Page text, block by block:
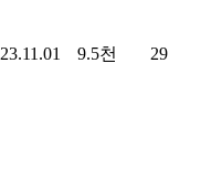
23.11.01 9.5천 29